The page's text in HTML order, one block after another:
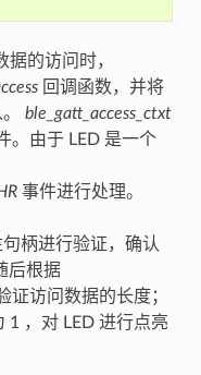
据的访问时，
回调函数，并将
ble_gatt_access_ctxt
。由于 LED 是一个
事件进行处理。
柄进行验证，确认
后根据
证访问数据的长度；
，对 LED 进行点亮